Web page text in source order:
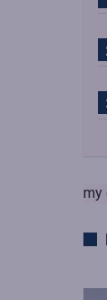
my